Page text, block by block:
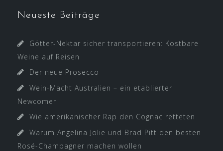
Neueste Beiträge
Götter-Nektar sicher transportieren: Kostbare
Weine auf Reisen
Der neue Prosecco
Wein-Macht Australien – ein etablierter
Newcomer
Wie amerikanischer Rap den Cognac retteten
Warum Angelina Jolie und Brad Pitt den besten
Rosé-Champagner machen wollen